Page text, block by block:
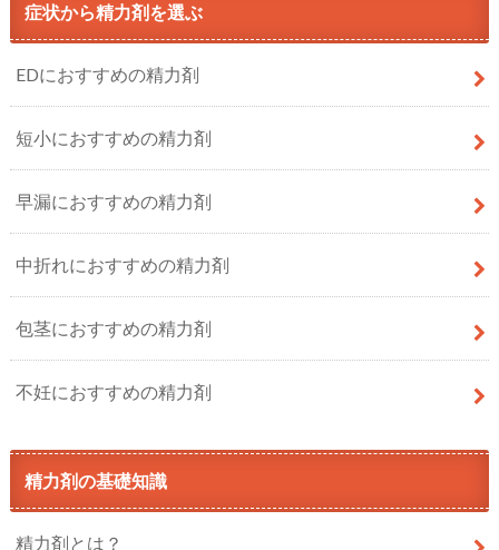
症状から精力剤を選ぶ
EDにおすすめの精力剤
短小におすすめの精力剤
早漏におすすめの精力剤
中折れにおすすめの精力剤
包茎におすすめの精力剤
不妊におすすめの精力剤
精力剤の基礎知識
精力剤とは？